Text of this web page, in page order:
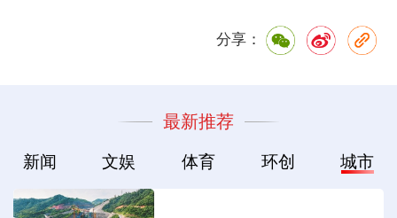
分享：
最新推荐
新闻 文娱 体育 环创 城市